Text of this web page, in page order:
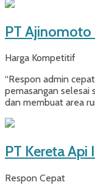
PT Ajinomoto
Harga Kompetitif
“Respon admin
pemasangan selesai
dan membuat area
PT Kereta Api
Respon Cepat